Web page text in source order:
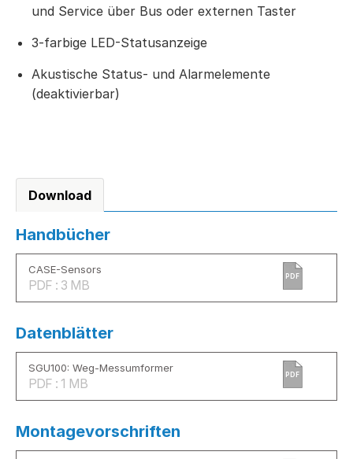
und Service über Bus oder externen Taster
3-farbige LED-Statusanzeige
Akustische Status- und Alarmelemente
(deaktivierbar)
Download
Handbücher
CASE-Sensors
PDF : 3 MB
PDF
Datenblätter
SGU100: Weg-Messumformer
PDF : 1 MB
PDF
Montagevorschriften